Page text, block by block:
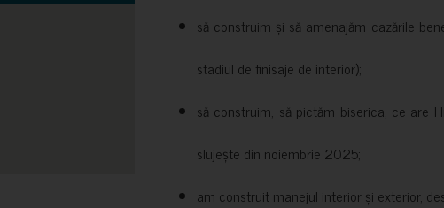
să construim și să amenajăm cazările
stadiul de finisaje de interior);
să construim, să pictăm biserica, ce are
slujește din noiembrie 2025;
am construit manejul interior și exterior,